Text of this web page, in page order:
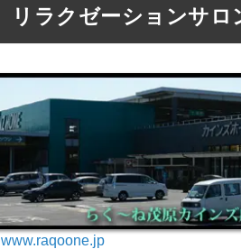
リラクゼーションサ
www.raqoone.jp